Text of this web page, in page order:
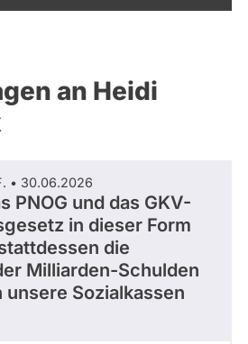
an Heidi
• 30.06.2026
PNOG und das GKV-
in dieser Form
die
Milliarden-Schulden
unsere Sozialkassen